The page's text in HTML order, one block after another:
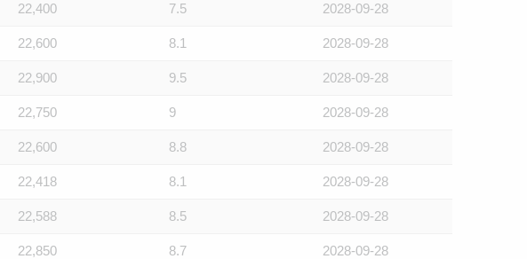
22,400 7.5 2028-09-28
22,600 8.1 2028-09-28
22,900 9.5 2028-09-28
22,750 9 2028-09-28
22,600 8.8 2028-09-28
22,418 8.1 2028-09-28
22,588 8.5 2028-09-28
22,850 8.7 2028-09-28